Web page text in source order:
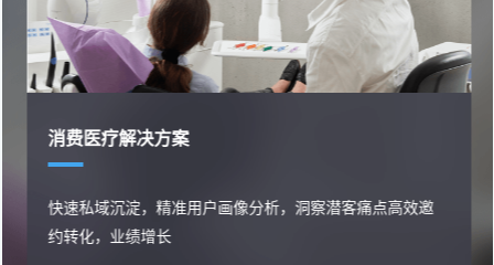
消费医疗解决方案
快速私域沉淀，精准用户画像分析，洞察潜客痛点高效邀
约转化，业绩增长